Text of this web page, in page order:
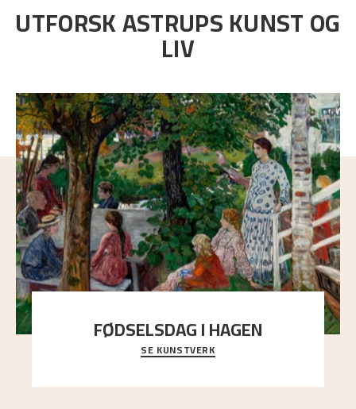
UTFORSK ASTRUPS KUNST OG
LIV
FØDSELSDAG I HAGEN
En gruppe mennesker er samlet under de store
trekronene i prestegårdshagen...
SE KUNSTVERK